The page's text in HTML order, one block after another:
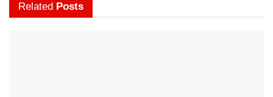
Related Posts